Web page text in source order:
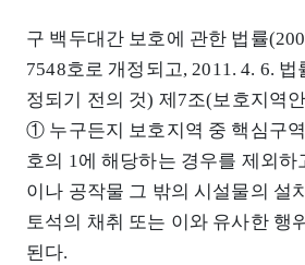
구 백두대간 보호에 관한 법률
7548호로 개정되고, 2011. 4. 6. 법
정되기 전의 것) 제7조(보호지역
① 누구든지 보호지역 중 핵심구
호의 1에 해당하는 경우를 제외하
이나 공작물 그 밖의 시설물의 설
토석의 채취 또는 이와 유사한 행
된다.